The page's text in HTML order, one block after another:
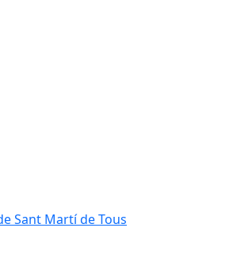
Sant Martí de Tous